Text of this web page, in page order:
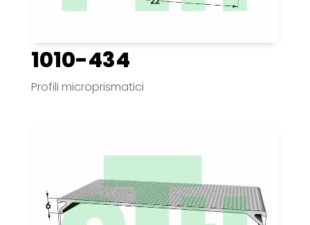
1010-434
Profili microprismatici